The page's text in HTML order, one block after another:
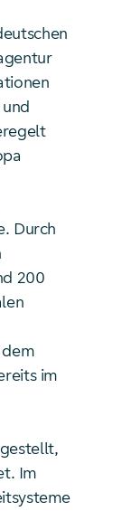
Durch
200
im
Im